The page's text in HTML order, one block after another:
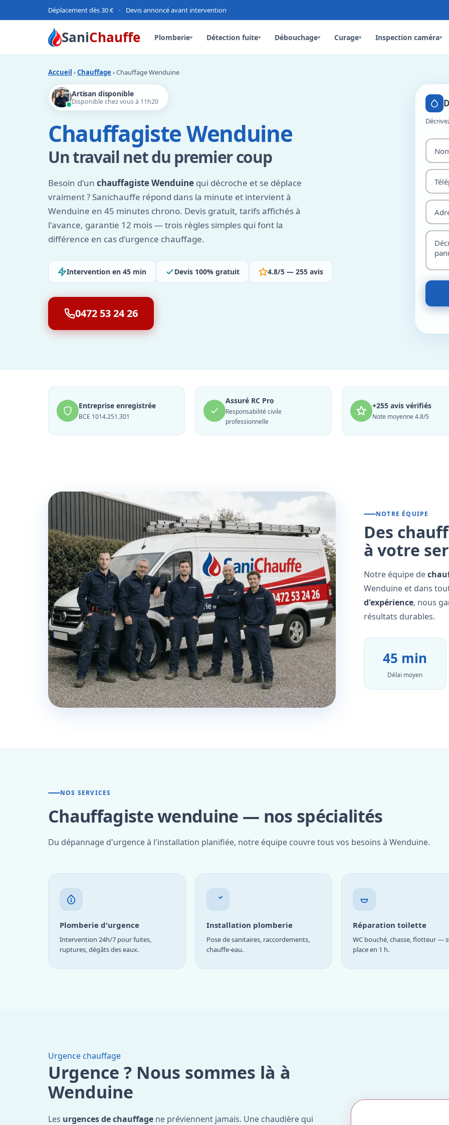
Déplacement dès 30 € • Devis annoncé avant intervention
SaniChauffe Plomberie▾ Détection fuite▾ Débouchage▾ Curage▾ Inspection caméra▾
Accueil ›Chauffage › Chauffage Wenduine
Artisan disponible
Disponible chez vous à 11h20
Chauffagiste Wenduine
Un travail net du premier coup
Besoin d'un chauffagiste Wenduine qui décroche et se déplace
vraiment ? Sanichauffe répond dans la minute et intervient à
Wenduine en 45 minutes chrono. Devis gratuit, tarifs affichés à
l'avance, garantie 12 mois — trois règles simples qui font la
différence en cas d'urgence chauffage.
Intervention en 45 min Devis 100% gratuit 4.8/5 — 255 avis
0472 53 24 26
Entreprise enregistrée
BCE 1014.251.301
Assuré RC Pro
Responsabilité civile
professionnelle
+255 avis vérifiés
Note moyenne 4.8/5
NOTRE ÉQUIPE
Des
à votre
Notre équipe de
Wenduine et dans
d'expérience, nous
résultats durables.
45 min
Délai moyen
NOS SERVICES
Chauffagiste wenduine — nos spécialités
Du dépannage d'urgence à l'installation planifiée, notre équipe couvre tous vos besoins à Wenduine.
Plomberie d'urgence
Intervention 24h/7 pour fuites,
ruptures, dégâts des eaux.
Installation plomberie
Pose de sanitaires, raccordements,
chauffe-eau.
Réparation toilette
WC bouché, chasse, flotteur —
place en 1 h.
Urgence chauffage
Urgence ? Nous sommes là à
Wenduine
Les urgences de chauffage ne préviennent jamais. Une chaudière qui